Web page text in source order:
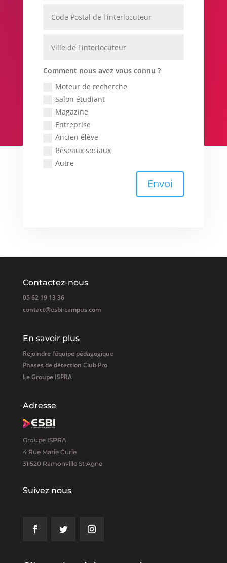
Comment nous avez vous connu ?
Moteur de recherche
Salon étudiant
Magazine
Entreprise
Ancien élève
Réseaux sociaux
Autre
Envoi
Contactez-nous
05 62 19 13 36
contact@esbi-campus.com
En savoir plus
Rejoindre l’équipe pédagogique
Phases de détection Club Pro
Le Groupe ISPRA
Adresse
Groupe ISPRA
4 Rue Marie Curie
31 520 Ramonville St Agne
Suivez nous